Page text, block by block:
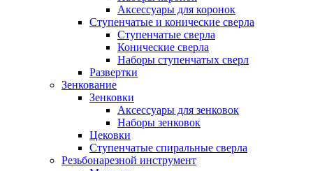
Аксессуары для коронок
Ступенчатые и конические сверла
Ступенчатые сверла
Конические сверла
Наборы ступенчатых сверл
Развертки
Зенкование
Зенковки
Аксессуары для зенковок
Наборы зенковок
Цековки
Ступенчатые спиральные сверла
Резьбонарезной инструмент